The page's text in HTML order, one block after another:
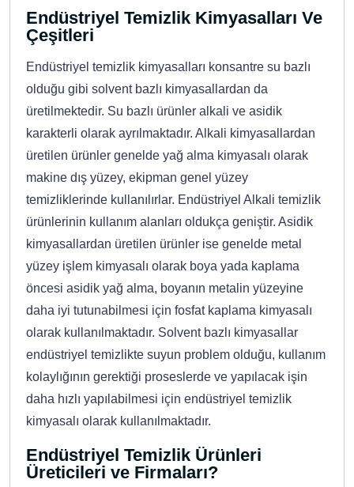
Endüstriyel Temizlik Kimyasalları Ve
Çeşitleri
Endüstriyel temizlik kimyasalları konsantre su bazlı
olduğu gibi solvent bazlı kimyasallardan da
üretilmektedir. Su bazlı ürünler alkali ve asidik
karakterli olarak ayrılmaktadır. Alkali kimyasallardan
üretilen ürünler genelde yağ alma kimyasalı olarak
makine dış yüzey, ekipman genel yüzey
temizliklerinde kullanılırlar. Endüstriyel Alkali temizlik
ürünlerinin kullanım alanları oldukça geniştir. Asidik
kimyasallardan üretilen ürünler ise genelde metal
yüzey işlem kimyasalı olarak boya yada kaplama
öncesi asidik yağ alma, boyanın metalin yüzeyine
daha iyi tutunabilmesi için fosfat kaplama kimyasalı
olarak kullanılmaktadır. Solvent bazlı kimyasallar
endüstriyel temizlikte suyun problem olduğu, kullanım
kolaylığının gerektiği proseslerde ve yapılacak işin
daha hızlı yapılabilmesi için endüstriyel temizlik
kimyasalı olarak kullanılmaktadır.
Endüstriyel Temizlik Ürünleri
Üreticileri ve Firmaları?